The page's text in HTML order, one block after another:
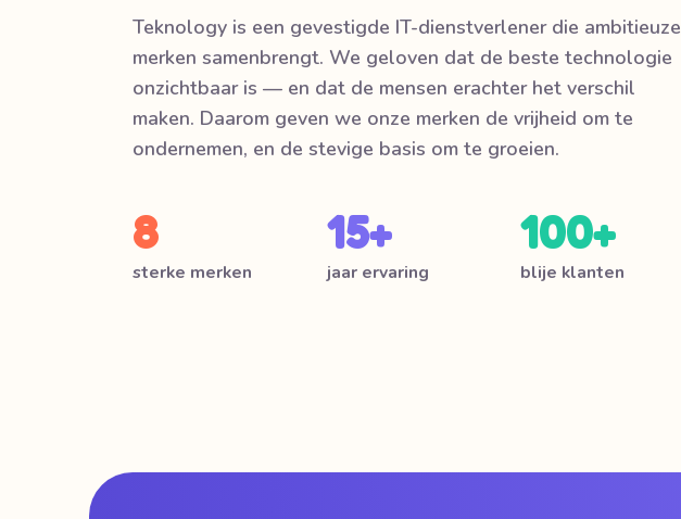
Teknology is een gevestigde IT-dienstverlener die ambitieuze
merken samenbrengt. We geloven dat de beste technologie
onzichtbaar is — en dat de mensen erachter het verschil
maken. Daarom geven we onze merken de vrijheid om te
ondernemen, en de stevige basis om te groeien.
8
sterke merken
15+
jaar ervaring
100+
blije klanten